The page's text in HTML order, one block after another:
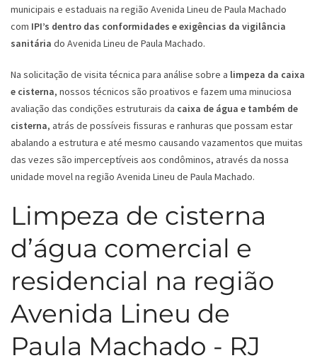
municipais e estaduais na região Avenida Lineu de Paula Machado
com IPI’s dentro das conformidades e exigências da vigilância
sanitária do Avenida Lineu de Paula Machado.
Na solicitação de visita técnica para análise sobre a limpeza da caixa
e cisterna, nossos técnicos são proativos e fazem uma minuciosa
avaliação das condições estruturais da caixa de água e também de
cisterna, atrás de possíveis fissuras e ranhuras que possam estar
abalando a estrutura e até mesmo causando vazamentos que muitas
das vezes são imperceptíveis aos condôminos, através da nossa
unidade movel na região Avenida Lineu de Paula Machado.
Limpeza de cisterna
d’água comercial e
residencial na região
Avenida Lineu de
Paula Machado - RJ